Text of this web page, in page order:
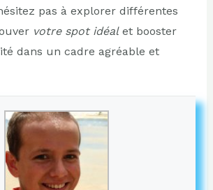
pas à explorer différentes
votre spot idéalet booster
dans un cadre agréable et